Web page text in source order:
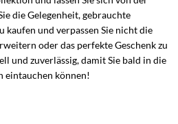
die Gelegenheit, gebrauchte
kaufen und verpassen Sie nicht die
oder das perfekte Geschenk zu
und zuverlässig, damit Sie bald in die
eintauchen können!